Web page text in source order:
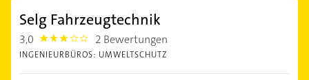
Selg Fahrzeugtechnik
3,0 3.0 2 Bewertungen
INGENIEURBÜROS: UMWELTSCHUTZ